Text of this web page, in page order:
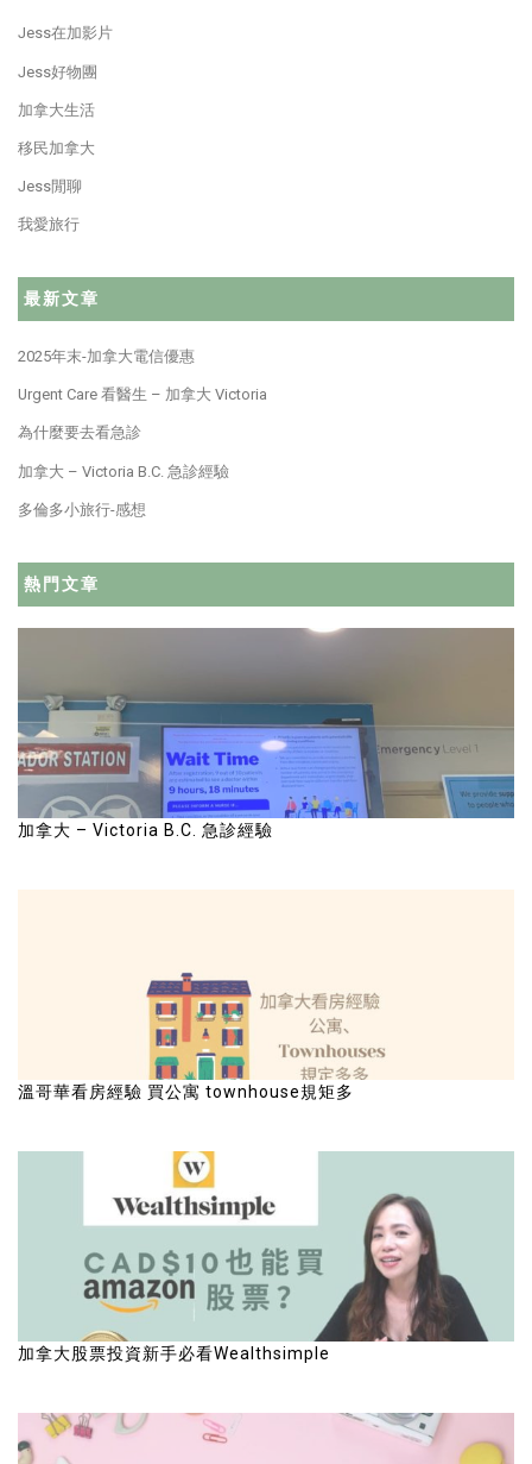
Jess在加影片
Jess好物團
加拿大生活
移民加拿大
Jess閒聊
我愛旅行
最新文章
2025年末-加拿大電信優惠
Urgent Care 看醫生 – 加拿大 Victoria
為什麼要去看急診
加拿大 – Victoria B.C. 急診經驗
多倫多小旅行-感想
熱門文章
加拿大 – Victoria B.C. 急診經驗
溫哥華看房經驗 買公寓 townhouse規矩多
加拿大股票投資新手必看Wealthsimple